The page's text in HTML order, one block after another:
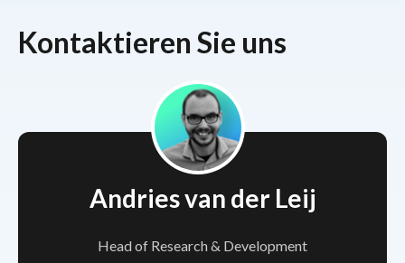
Kontaktieren Sie uns
Andries van der Leij
Head of Research & Development